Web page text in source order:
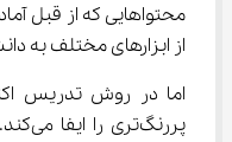
محتواهایی که از قبل
از ابزارهای مختلف به دانش‌آموزان آموزش